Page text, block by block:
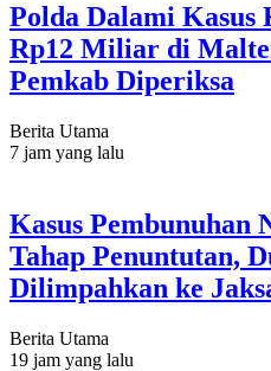
Polda Dalami Kasus
Rp12 Miliar di
Pemkab Diperiksa
Berita Utama
7 jam yang lalu
Kasus Pembunuhan
Tahap Penuntutan,
Dilimpahkan ke
Berita Utama
19 jam yang lalu